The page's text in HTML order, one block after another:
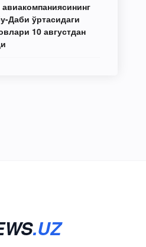
Даби ўртасидаги
10 августдан
.UZ